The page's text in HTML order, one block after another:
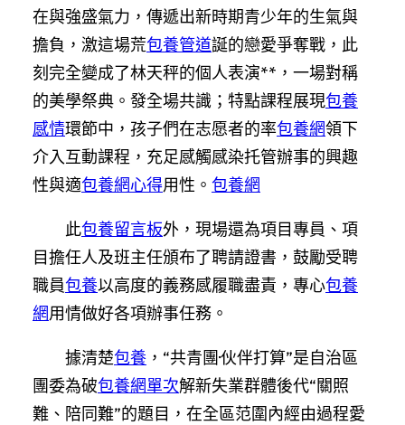
在與強盛氣力，傳遞出新時期青少年的生氣與
擔負，激這場荒包養管道誕的戀愛爭奪戰，此
刻完全變成了林天秤的個人表演**，一場對稱
的美學祭典。發全場共識；特點課程展現包養
感情環節中，孩子們在志愿者的率包養網領下
介入互動課程，充足感觸感染托管辦事的興趣
性與適包養網心得用性。 包養網
此包養留言板外，現場還為項目專員、項
目擔任人及班主任頒布了聘請證書，鼓勵受聘
職員包養以高度的義務感履職盡責，專心包養
網用情做好各項辦事任務。
據清楚包養 ，“共青團·伙伴打算”是自治區
團委為破包養網單次解新失業群體後代“關照
難、陪同難”的題目，在全區范圍內經由過程愛